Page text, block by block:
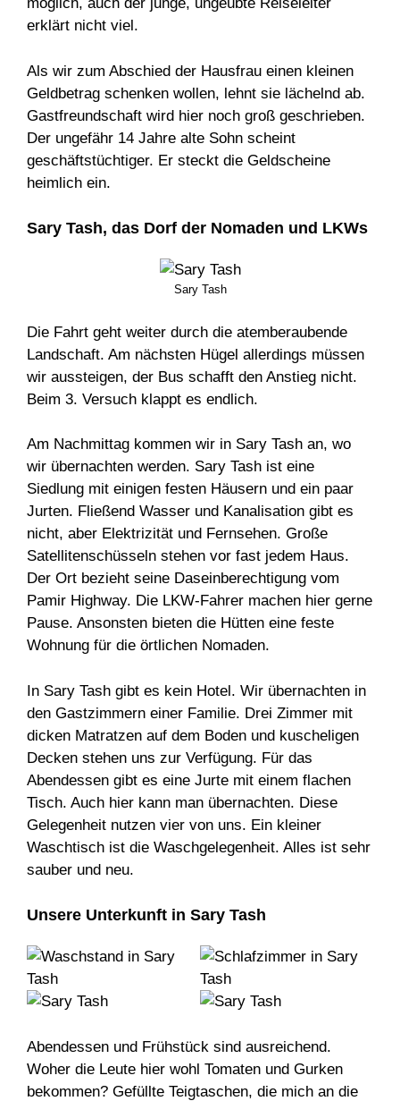
erklärt nicht viel.
Als wir zum Abschied der Hausfrau einen kleinen
Geldbetrag schenken wollen, lehnt sie lächelnd ab.
Gastfreundschaft wird hier noch groß geschrieben.
Der ungefähr 14 Jahre alte Sohn scheint
geschäftstüchtiger. Er steckt die Geldscheine
heimlich ein.
Sary Tash, das Dorf der Nomaden und LKWs
Sary Tash
Die Fahrt geht weiter durch die atemberaubende
Landschaft. Am nächsten Hügel allerdings müssen
wir aussteigen, der Bus schafft den Anstieg nicht.
Beim 3. Versuch klappt es endlich.
Am Nachmittag kommen wir in Sary Tash an, wo
wir übernachten werden. Sary Tash ist eine
Siedlung mit einigen festen Häusern und ein paar
Jurten. Fließend Wasser und Kanalisation gibt es
nicht, aber Elektrizität und Fernsehen. Große
Satellitenschüsseln stehen vor fast jedem Haus.
Der Ort bezieht seine Daseinberechtigung vom
Pamir Highway. Die LKW-Fahrer machen hier gerne
Pause. Ansonsten bieten die Hütten eine feste
Wohnung für die örtlichen Nomaden.
In Sary Tash gibt es kein Hotel. Wir übernachten in
den Gastzimmern einer Familie. Drei Zimmer mit
dicken Matratzen auf dem Boden und kuscheligen
Decken stehen uns zur Verfügung. Für das
Abendessen gibt es eine Jurte mit einem flachen
Tisch. Auch hier kann man übernachten. Diese
Gelegenheit nutzen vier von uns. Ein kleiner
Waschtisch ist die Waschgelegenheit. Alles ist sehr
sauber und neu.
Unsere Unterkunft in Sary Tash
Abendessen und Frühstück sind ausreichend.
Woher die Leute hier wohl Tomaten und Gurken
bekommen? Gefüllte Teigtaschen, die mich an die